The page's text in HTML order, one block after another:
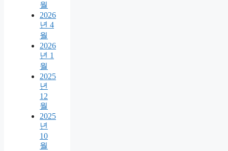
월
2026
년 4
월
2026
년 1
월
2025
년
12
월
2025
년
10
월